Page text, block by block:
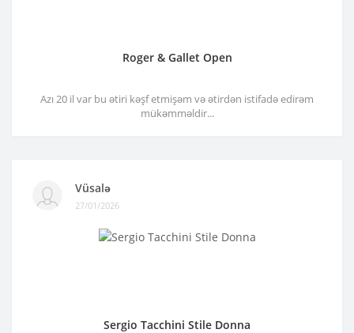
Roger & Gallet Open
Azı 20 il var bu ətiri kəşf etmişəm və ətirdən istifadə edirəm
mükəmməldir...
Vüsalə
27/01/2026
Sergio Tacchini Stile Donna